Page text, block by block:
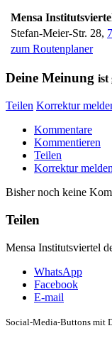
Mensa
Stefan-Meier-Str. 28,
zum Routenplaner
Deine Meinung ist
Teilen Korrektur
Kommentare
Kommentieren
Teilen
Korrektur melden
Bisher noch keine
Teilen
Mensa Institutsviertel
WhatsApp
Facebook
E-mail
Social-Media-Buttons mit